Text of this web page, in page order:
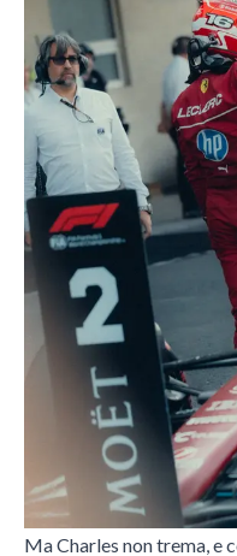
Ma Charles non trema, e